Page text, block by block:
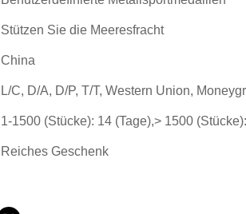
Stützen Sie die Meeresfracht
China
L/C, D/A, D/P, T/T, Western Union,
1-1500 (Stücke): 14 (Tage),> 1500
Reiches Geschenk